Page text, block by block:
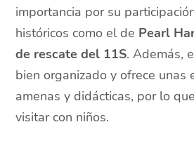
importancia por su
históricos como el de Pearl
de rescate del 11S. Además,
bien organizado y ofrece unas
amenas y didácticas, por lo
visitar con niños.